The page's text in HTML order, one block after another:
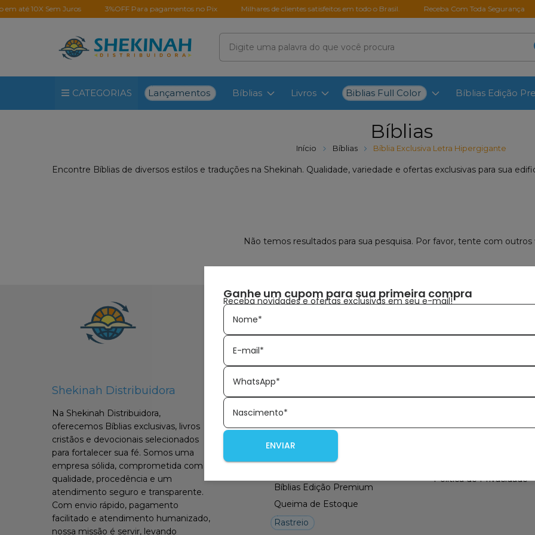
até 10X Sem Juros 3%OFF Para pagamentos no Pix Milhares de clientes satisfeitos em todo o Brasil. Receba Com Toda Segurança
CATEGORIAS Lançamentos Bíblias Livros Biblias Full Color Bíblias Edição
Bíblias
Início Bíblias Bíblia Exclusiva Letra Hipergigante
Encontre Bíblias de diversos estilos e traduções na Shekinah. Qualidade, variedade e ofertas exclusivas para sua
Não temos resultados para sua pesquisa. Por favor, tente com outros
Receba nossas novidades
Shekinah Distribuidora
Na Shekinah Distribuidora,
oferecemos Bíblias exclusivas, livros
cristãos e devocionais selecionados
para fortalecer sua fé. Somos uma
empresa sólida, comprometida com
qualidade, procedência e um
atendimento seguro e transparente.
Com envio rápido, pagamento
facilitado e atendimento humanizado,
nossa missão é servir, levando
Lançamentos
Bíblias
Livros
Bíblias Edição Premium
Queima de Estoque
Rastreio
Contato
Política de Privacidade
Ganhe um cupom para sua primeira compra
Receba novidades e ofertas exclusivas em seu e-mail!
Nome*
E-mail*
WhatsApp*
Nascimento*
ENVIAR